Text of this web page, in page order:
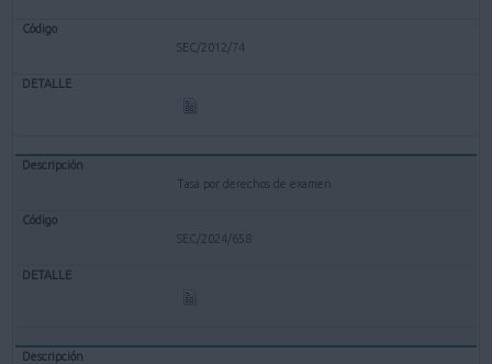
SEC/2012/74
Tasa por derechos de examen
SEC/2024/658